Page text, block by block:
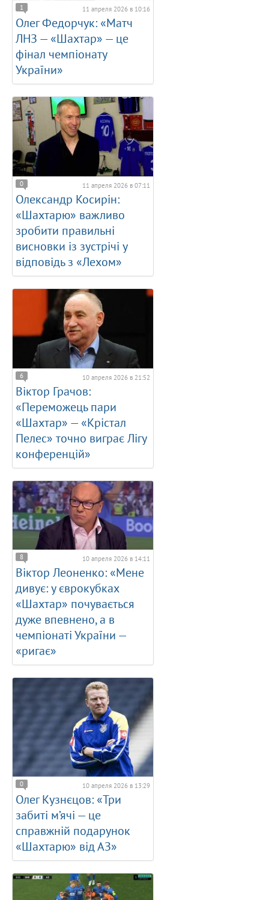
1 11 апреля 2026 в 10:16
Олег Федорчук: «Матч
ЛНЗ — «Шахтар» — це
фінал чемпіонату
України»
0 11 апреля 2026 в 07:11
Олександр Косирін:
«Шахтарю» важливо
зробити правильні
висновки із зустрічі у
відповідь з «Лехом»
6 10 апреля 2026 в 21:52
Віктор Грачов:
«Переможець пари
«Шахтар» — «Крістал
Пелес» точно виграє Лігу
конференцій»
8 10 апреля 2026 в 14:11
Віктор Леоненко: «Мене
дивує: у єврокубках
«Шахтар» почувається
дуже впевнено, а в
чемпіонаті України —
«ригає»
0 10 апреля 2026 в 13:29
Олег Кузнєцов: «Три
забиті м’ячі — це
справжній подарунок
«Шахтарю» від АЗ»